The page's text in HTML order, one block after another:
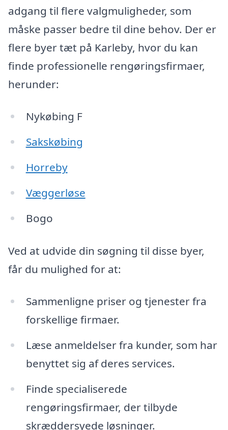
adgang til flere valgmuligheder, som
måske passer bedre til dine behov. Der er
flere byer tæt på Karleby, hvor du kan
finde professionelle rengøringsfirmaer,
herunder:
Nykøbing F
Sakskøbing
Horreby
Væggerløse
Bogo
Ved at udvide din søgning til disse byer,
får du mulighed for at:
Sammenligne priser og tjenester fra
forskellige firmaer.
Læse anmeldelser fra kunder, som har
benyttet sig af deres services.
Finde specialiserede
rengøringsfirmaer, der tilbyde
skræddersyede løsninger.